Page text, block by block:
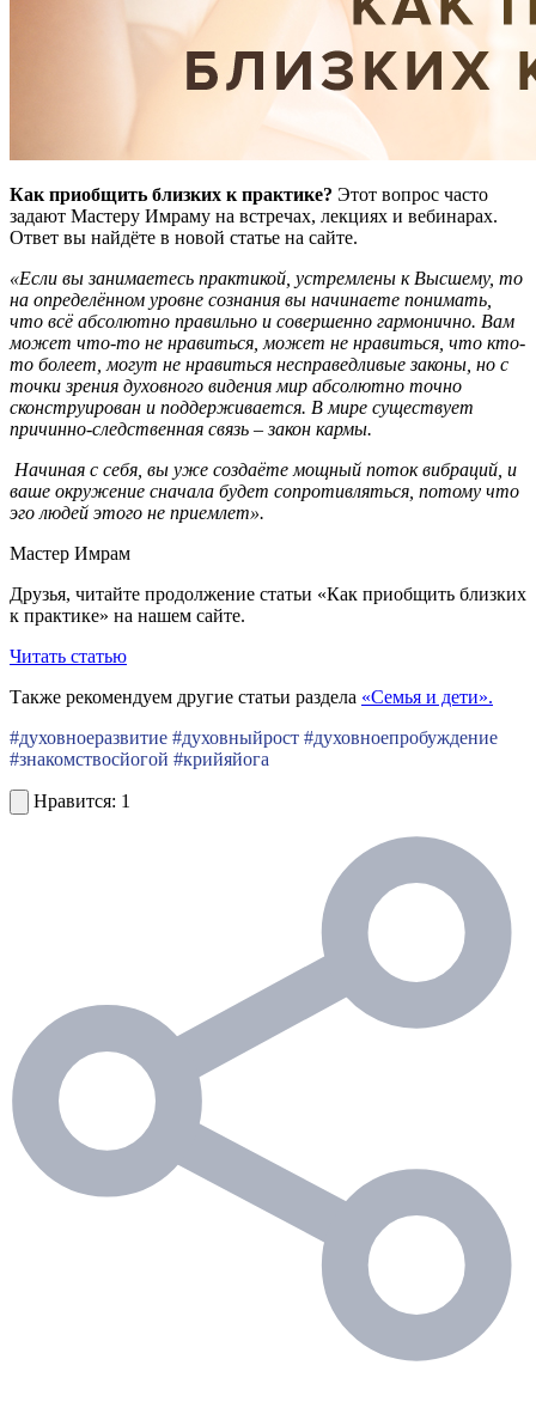
Как приобщить близких к практике? Этот вопрос часто
задают Мастеру Имраму на встречах, лекциях и вебинарах.
Ответ вы найдёте в новой статье на сайте.
«Если вы занимаетесь практикой, устремлены к Высшему, то
на определённом уровне сознания вы начинаете понимать,
что всё абсолютно правильно и совершенно гармонично. Вам
может что-то не нравиться, может не нравиться, что кто-
то болеет, могут не нравиться несправедливые законы, но с
точки зрения духовного видения мир абсолютно точно
сконструирован и поддерживается. В мире существует
причинно-следственная связь – закон кармы.
Начиная с себя, вы уже создаёте мощный поток вибраций, и
ваше окружение сначала будет сопротивляться, потому что
эго людей этого не приемлет».
Мастер Имрам
Друзья, читайте продолжение статьи «Как приобщить близких
к практике» на нашем сайте.
Читать статью
Также рекомендуем другие статьи раздела «Семья и дети».
#духовноеразвитие #духовныйрост #духовноепробуждение
#знакомствосйогой #крийяйога
1